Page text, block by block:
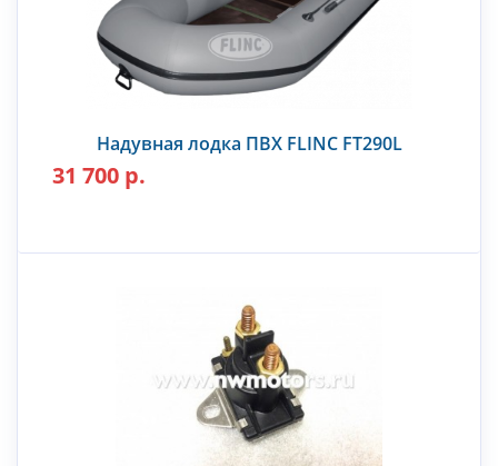
Надувная лодка ПВХ FLINC FT290L
31 700 р.